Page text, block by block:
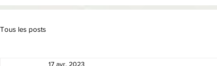
Tous les posts
17 avr. 2023